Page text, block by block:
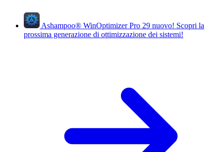
Ashampoo® WinOptimizer Pro 29 nuovo! Scopri la
prossima generazione di ottimizzazione dei sistemi!